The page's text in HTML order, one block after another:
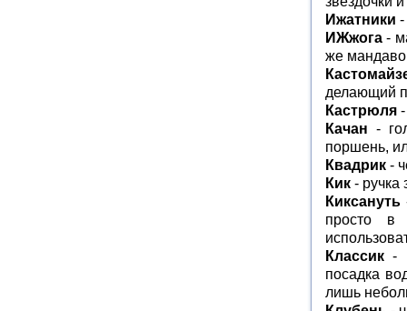
Ижатники
ИЖжога -
же
делающий
Кастрюля
Качан -
поршень,
Квадрик -
Кик - ручка
Киксануть
просто в
Классик -
посадка
лишь